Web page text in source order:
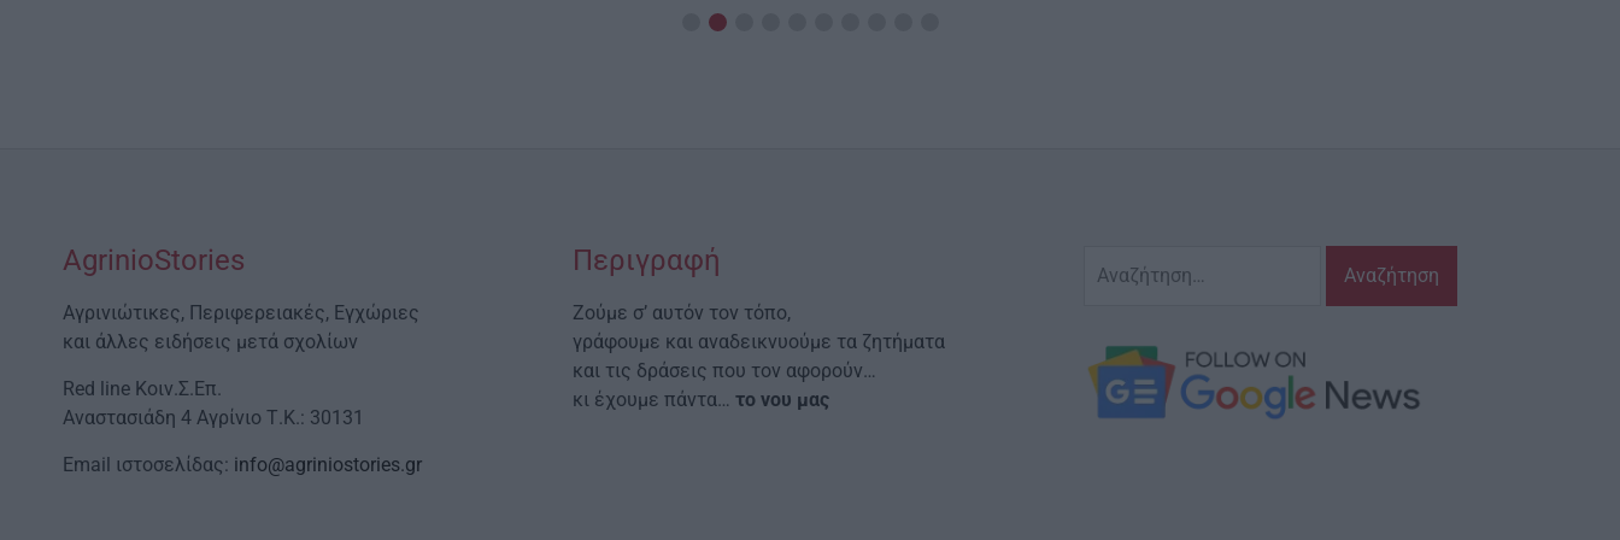
AgrinioStories
Αγρινιώτικες, Περιφερειακές, Εγχώριες
και άλλες ειδήσεις μετά σχολίων
Red line Κοιν.Σ.Επ.
Αναστασιάδη 4 Αγρίνιο Τ.Κ.: 30131
Email ιστοσελίδας: info@agriniostories.gr
Περιγραφή
Ζούμε σ’ αυτόν τον τόπο,
γράφουμε και αναδεικνυούμε τα ζητήματα
και τις δράσεις που τον αφορούν…
κι έχουμε πάντα…το νου μας
για: